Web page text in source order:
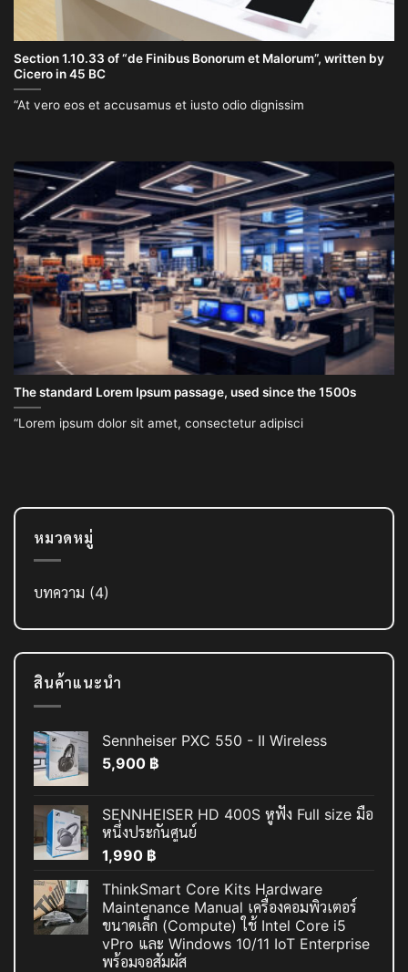
Section 1.10.33 of “de Finibus Bonorum et Malorum”, written by
Cicero in 45 BC
“At vero eos et accusamus et iusto odio dignissim
The standard Lorem Ipsum passage, used since the 1500s
“Lorem ipsum dolor sit amet, consectetur adipisci
หมวดหมู่
บทความ (4)
สินค้าแนะนำ
Sennheiser PXC 550 - II Wireless
5,900 ฿
SENNHEISER HD 400S หูฟัง Full size มือ
หนึ่งประกันศูนย์
1,990 ฿
ThinkSmart Core Kits Hardware
Maintenance Manual เครื่องคอมพิวเตอร์
ขนาดเล็ก (Compute) ใช้ Intel Core i5
vPro และ Windows 10/11 IoT Enterprise
พร้อมจอสัมผัส